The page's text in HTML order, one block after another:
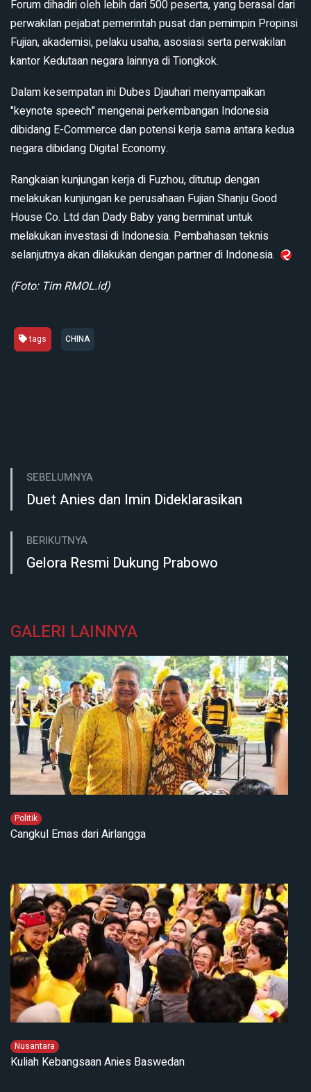
Forum dihadiri oleh lebih dari 500 peserta, yang berasal dari
perwakilan pejabat pemerintah pusat dan pemimpin Propinsi
Fujian, akademisi, pelaku usaha, asosiasi serta perwakilan
kantor Kedutaan negara lainnya di Tiongkok.
Dalam kesempatan ini Dubes Djauhari menyampaikan
"keynote speech" mengenai perkembangan Indonesia
dibidang E-Commerce dan potensi kerja sama antara kedua
negara dibidang Digital Economy.
Rangkaian kunjungan kerja di Fuzhou, ditutup dengan
melakukan kunjungan ke perusahaan Fujian Shanju Good
House Co. Ltd dan Dady Baby yang berminat untuk
melakukan investasi di Indonesia. Pembahasan teknis
selanjutnya akan dilakukan dengan partner di Indonesia.
(Foto: Tim RMOL.id)
tags CHINA
SEBELUMNYA
Duet Anies dan Imin Dideklarasikan
BERIKUTNYA
Gelora Resmi Dukung Prabowo
GALERI LAINNYA
Politik
Cangkul Emas dari Airlangga
Nusantara
Kuliah Kebangsaan Anies Baswedan